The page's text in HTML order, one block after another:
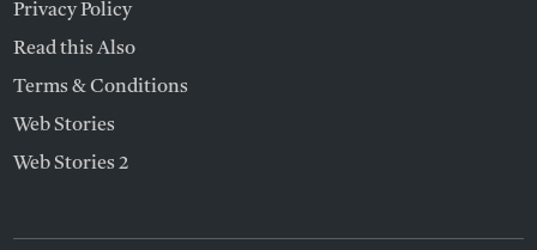
Privacy Policy
Read this Also
Terms & Conditions
Web Stories
Web Stories 2